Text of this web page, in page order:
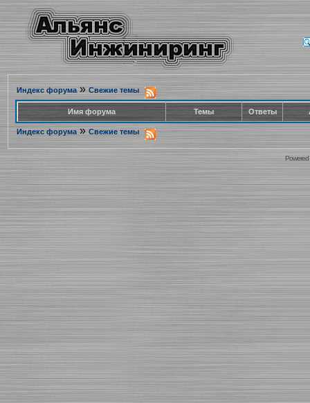
Индекс форума» Свежие темы
Имя форума Темы Ответы
Индекс форума » Свежие темы